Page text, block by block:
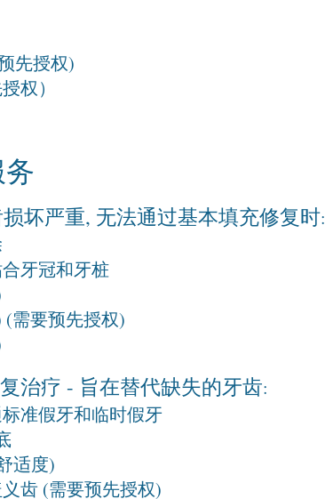
先授权)
权）
坏严重, 无法通过基本填充修复时:
牙冠和牙桩
需要预先授权)
治疗 - 旨在替代缺失的牙齿:
准假牙和临时假牙
适度)
齿 (需要预先授权)